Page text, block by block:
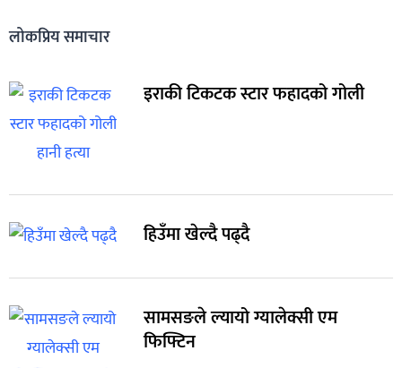
लोकप्रिय समाचार
इराकी टिकटक स्टार फहादको गोली
हिउँमा खेल्दै पढ्दै
सामसङले ल्यायो ग्यालेक्सी एम
फिफ्टिन